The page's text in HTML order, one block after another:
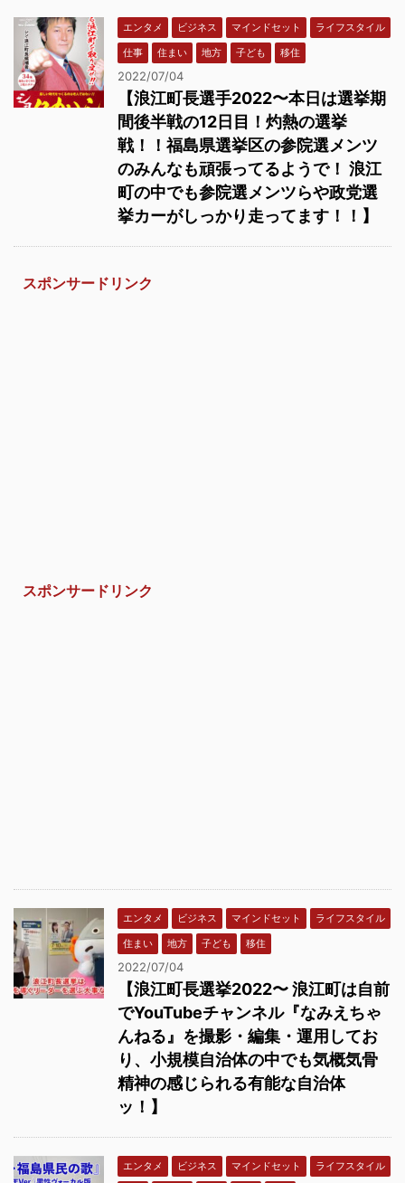
エンタメ ビジネス マインドセット
ライフスタイル
仕事
住まい 地方 子ども 移住
2022/07/04
【浪江町長選手2022〜本日は選挙期
間後半戦の12日目！灼熱の選挙
戦！！福島県選挙区の参院選メンツ
のみんなも頑張ってるようで！ 浪江
町の中でも参院選メンツらや政党選
挙カーがしっかり走ってます！！】
スポンサードリンク
スポンサードリンク
エンタメ ビジネス マインドセット
ライフスタイル
住まい
地方 子ども 移住
2022/07/04
【浪江町長選挙2022〜 浪江町は自前
でYouTubeチャンネル『なみえちゃ
んねる』を撮影・編集・運用してお
り、小規模自治体の中でも気概気骨
精神の感じられる有能な自治体
ッ！】
エンタメ ビジネス マインドセット
ライフスタイル